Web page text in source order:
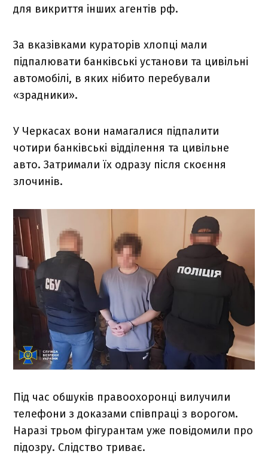
для викриття інших агентів рф.
За вказівками кураторів хлопці мали
підпалювати банківські установи та цивільні
автомобілі, в яких нібито перебували
«зрадники».
У Черкасах вони намагалися підпалити
чотири банківські відділення та цивільне
авто. Затримали їх одразу після скоєння
злочинів.
Під час обшуків правоохоронці вилучили
телефони з доказами співпраці з ворогом.
Наразі трьом фігурантам уже повідомили про
підозру. Слідство триває.